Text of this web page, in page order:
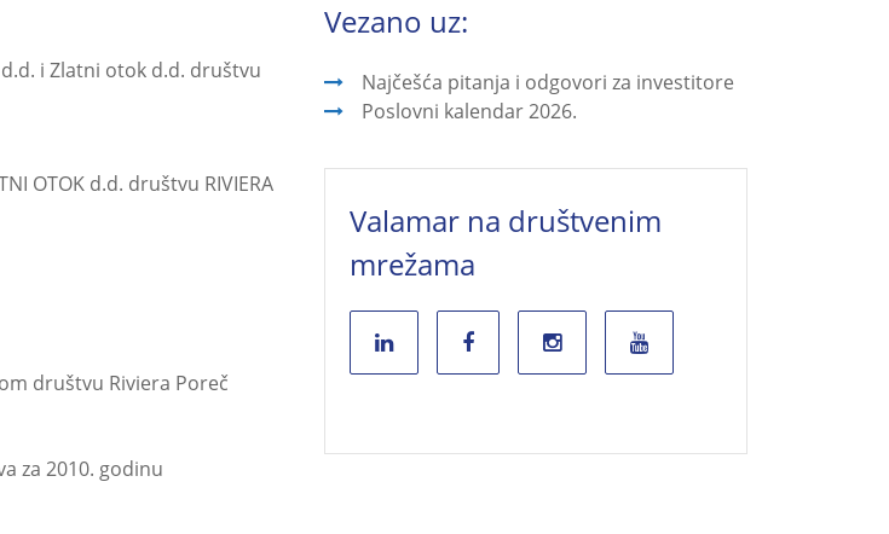
i Zlatni otok d.d. društvu
OTOK d.d. društvu RIVIERA
društvu Riviera Poreč
za 2010. godinu
Vezano uz:
Najčešća pitanja i odgovori za investitore
Poslovni kalendar 2026.
Valamar na društvenim
mrežama